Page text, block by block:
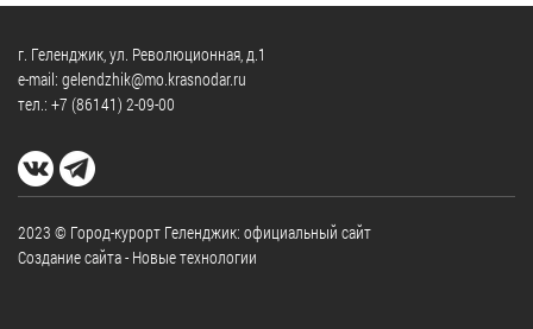
2023 © Город-курорт Геленджик: официальный сайт
Создание сайта- Новые технологии
г. Геленджик, ул. Революционная, д.1
e-mail: gelendzhik@mo.krasnodar.ru
тел.: +7 (86141) 2-09-00